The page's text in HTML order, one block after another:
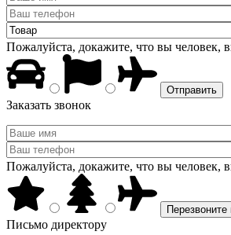
Пожалуйста, докажите, что вы человек,
Заказать звонок
Пожалуйста, докажите, что вы человек,
Письмо директору